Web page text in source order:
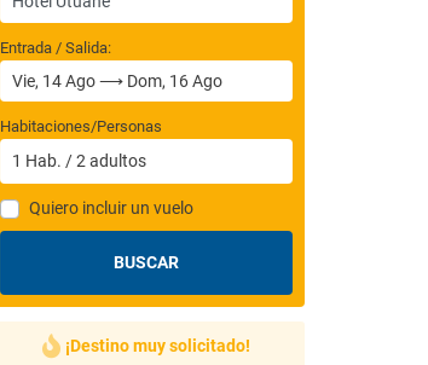
Entrada / Salida:
Habitaciones/Personas
1 Hab. /2 adultos
Quiero incluir un vuelo
BUSCAR
¡Destino muy solicitado!